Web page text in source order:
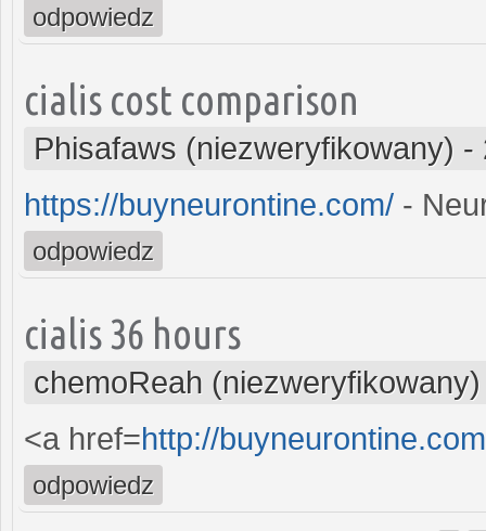
odpowiedz
cialis cost comparison
Phisafaws (niezweryfikowany) -
https://buyneurontine.com/ -
odpowiedz
cialis 36 hours
chemoReah (niezweryfikowany)
<a href=http://
odpowiedz